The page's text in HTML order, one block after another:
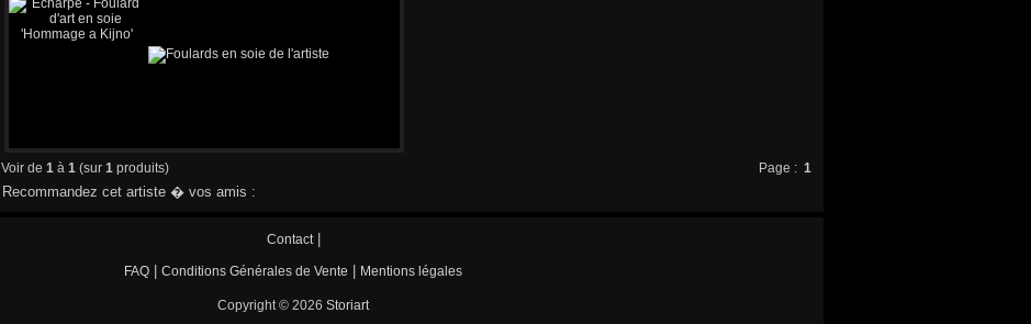
Voir de 1 à 1 (sur 1 produits) Page : 1
Recommandez cet artiste � vos amis :
Contact|
FAQ Conditions Générales de Vente Mentions légales
Copyright © 2026 Storiart